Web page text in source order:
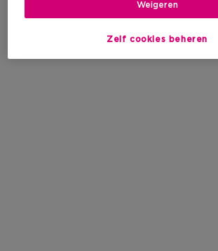
Zelf cookies beheren
Weigeren